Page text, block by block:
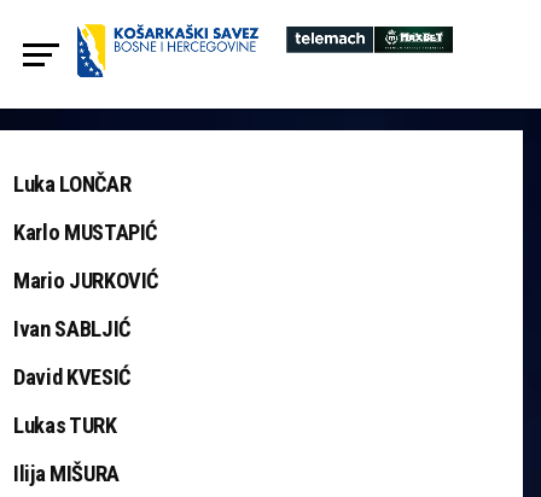
Luka LONČAR
Karlo MUSTAPIĆ
Mario JURKOVIĆ
Ivan SABLJIĆ
David KVESIĆ
Lukas TURK
Ilija MIŠURA